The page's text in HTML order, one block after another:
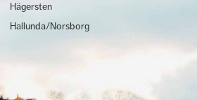
Hägersten
Hallunda/Norsborg